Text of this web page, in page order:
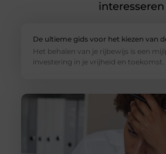
interesseren
De ultieme gids voor het kiezen van
Het behalen van je rijbewijs is een
investering in je vrijheid en